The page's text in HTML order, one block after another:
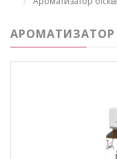
АРОМАТИЗАТОР